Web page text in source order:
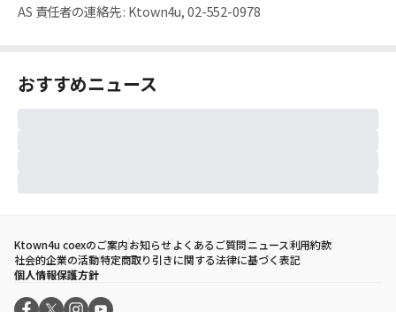
AS 責任者の連絡先: Ktown4u, 02-552-0978
おすすめニュース
Ktown4u coexのご案内お知らせよくあるご質問ニュース利用約款
社会的企業の活動特定商取り引きに関する法律に基づく表記
個人情報保護方針